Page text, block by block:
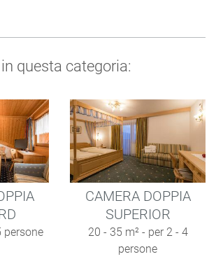
questa categoria:
persone
CAMERA DOPPIA
SUPERIOR
20 - 35 m² - per 2 - 4
persone